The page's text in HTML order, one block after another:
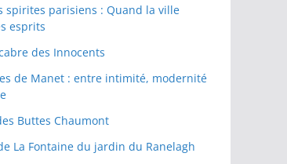
spirites parisiens : Quand la ville
esprits
des Innocents
de Manet : entre intimité, modernité
Buttes Chaumont
La Fontaine du jardin du Ranelagh